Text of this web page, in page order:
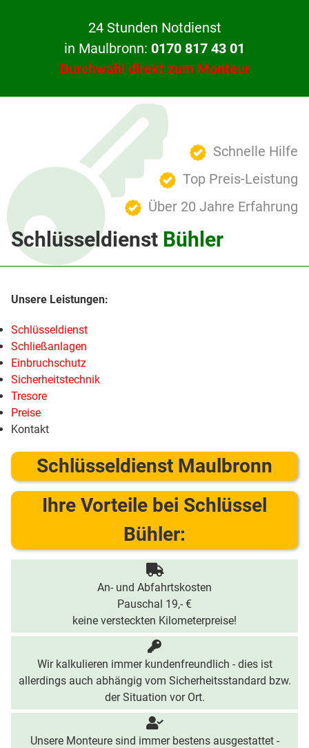
24 Stunden Notdienst
in Maulbronn: 0170 817 43 01
Durchwahl direkt zum Monteur
Schnelle Hilfe
Top Preis-Leistung
Über 20 Jahre Erfahrung
Schlüsseldienst Bühler
Schlüsseldienst
Schließanlagen
Einbruchschutz
Sicherheitstechnik
Tresore
Preise
Kontakt
Schlüsseldienst Maulbronn
Ihre Vorteile bei Schlüssel
Bühler:
An- und Abfahrtskosten
Pauschal 19,- €
keine versteckten Kilometerpreise!
Wir kalkulieren immer kundenfreundlich - dies ist
allerdings auch abhängig vom Sicherheitsstandard bzw.
der Situation vor Ort.
Unsere Monteure sind immer bestens ausgestattet -